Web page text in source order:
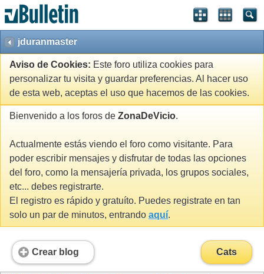
jduranmaster
Aviso de Cookies: Este foro utiliza cookies para
personalizar tu visita y guardar preferencias. Al hacer uso
de esta web, aceptas el uso que hacemos de las cookies.
Bienvenido a los foros de ZonaDeVicio.
Actualmente estás viendo el foro como visitante. Para
poder escribir mensajes y disfrutar de todas las opciones
del foro, como la mensajería privada, los grupos sociales,
etc... debes registrarte.
El registro es rápido y gratuíto. Puedes registrate en tan
solo un par de minutos, entrando aquí.
Crear blog Cats